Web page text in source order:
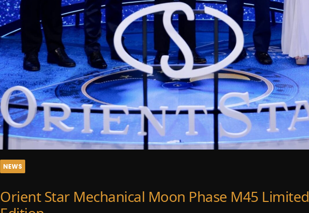
NEWS
Orient Star Mechanical Moon Phase M45 Limited